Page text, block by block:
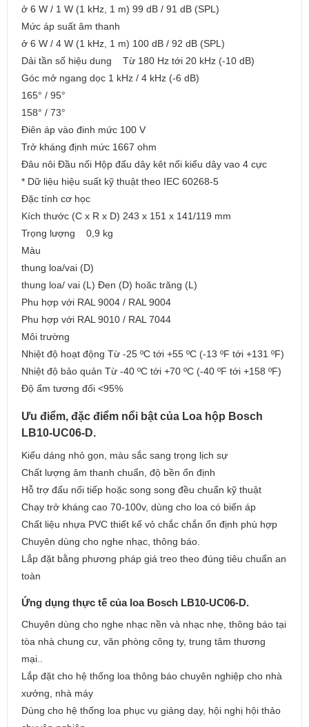
ở 6 W / 1 W (1 kHz, 1 m) 99 dB / 91 dB (SPL)
Mức áp suất âm thanh
ở 6 W / 4 W (1 kHz, 1 m) 100 dB / 92 dB (SPL)
Dải tần số hiệu dung Từ 180 Hz tới 20 kHz (-10 dB)
Góc mở ngang dọc 1 kHz / 4 kHz (-6 dB)
165° / 95°
158° / 73°
Điên áp vào đinh mức 100 V
Trở kháng định mức 1667 ohm
Đâu nôi Đầu nối Hộp đấu dây kêt nối kiểu dây vao 4 cực
* Dữ liệu hiệu suất kỹ thuật theo IEC 60268-5
Đặc tính cơ học
Kích thước (C x R x D) 243 x 151 x 141/119 mm
Trọng lượng 0,9 kg
Màu
thung loa/vai (D)
thung loa/ vai (L) Đen (D) hoăc trăng (L)
Phu hợp với RAL 9004 / RAL 9004
Phu hợp với RAL 9010 / RAL 7044
Môi trường
Nhiệt độ hoạt động Từ -25 ºC tới +55 ºC (-13 ºF tới +131 ºF)
Nhiệt độ bảo quản Từ -40 ºC tới +70 ºC (-40 ºF tới +158 ºF)
Độ ẩm tương đối <95%
Ưu điểm, đặc điểm nổi bật của Loa hộp Bosch
LB10-UC06-D.
Kiểu dáng nhỏ gọn, màu sắc sang trọng lịch sự
Chất lượng âm thanh chuẩn, độ bền ổn định
Hỗ trợ đấu nối tiếp hoặc song song đều chuẩn kỹ thuật
Chạy trở kháng cao 70-100v, dùng cho loa có biến áp
Chất liệu nhựa PVC thiết kế vỏ chắc chắn ổn định phù hợp
Chuyên dùng cho nghe nhạc, thông báo.
Lắp đặt bằng phương pháp giá treo theo đúng tiêu chuẩn an
toàn
Ứng dụng thực tế của loa Bosch LB10-UC06-D.
Chuyên dùng cho nghe nhạc nền và nhạc nhẹ, thông báo tại
tòa nhà chung cư, văn phòng công ty, trung tâm thương
mại..
Lắp đặt cho hệ thống loa thông báo chuyên nghiệp cho nhà
xưởng, nhà máy
Dùng cho hệ thống loa phục vụ giảng dạy, hội nghị hội thảo